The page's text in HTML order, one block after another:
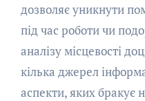
дозволяє уникнути
під час роботи чи
аналізу місцевості
кілька джерел
аспекти, яких бракує